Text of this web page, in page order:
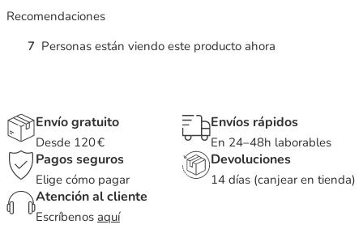
Recomendaciones
7 Personas están viendo este producto ahora
Envío gratuito
Desde 120 €
Envíos rápidos
En 24–48h laborables
Pagos seguros
Elige cómo pagar
Devoluciones
14 días (canjear en tienda)
Atención al cliente
Escríbenos aquí